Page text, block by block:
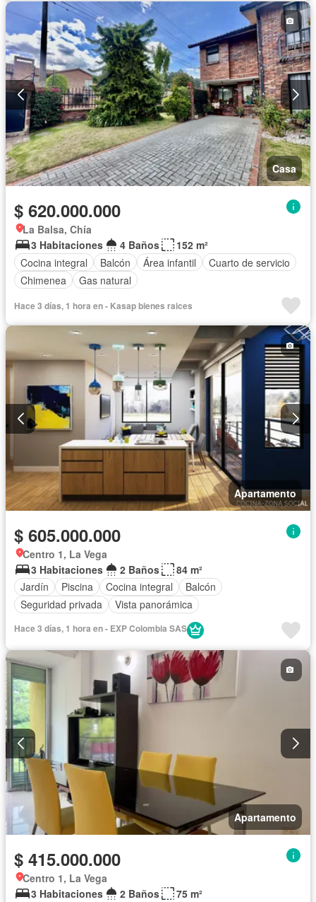
Casa
$ 620.000.000
La Balsa, Chía
3 Habitaciones
4 Baños
152 m²
Cocina integral
Balcón Área infantil
Cuarto de servicio
Chimenea
Gas natural
Hace 3 días, 1 hora en - Kasap bienes raices
Apartamento
$ 605.000.000
Centro 1, La Vega
3 Habitaciones
2 Baños
84 m²
Jardín
Piscina Cocina integral
Balcón
Seguridad privada
Vista panorámica
Hace 3 días, 1 hora en - EXP Colombia SAS
Apartamento
$ 415.000.000
Centro 1, La Vega
3 Habitaciones
2 Baños
75 m²